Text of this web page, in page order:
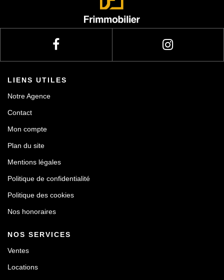
LIENS UTILES
Notre Agence
Contact
Mon compte
Plan du site
Mentions légales
Politique de confidentialité
Politique des cookies
Nos honoraires
NOS SERVICES
Ventes
Locations